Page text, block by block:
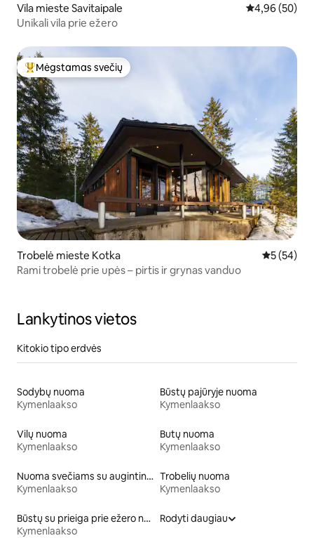
Vila mieste Savitaipale Vidutinis
4,96 (50)
Unikali vila prie ežero
Svečių mėgstamiausias
Mėgstamas svečių
Trobelė mieste Kotka Vidutinis
5 (54)
Rami trobelė prie upės – pirtis ir grynas vanduo
Lankytinos vietos
Kitokio tipo erdvės
Sodybų nuoma
Kymenlaakso
Būstų pajūryje nuoma
Kymenlaakso
Vilų nuoma
Kymenlaakso
Butų nuoma
Kymenlaakso
Nuoma svečiams su augintiniais
Kymenlaakso
Trobelių nuoma
Kymenlaakso
Būstų su prieiga prie ežero nuoma
Kymenlaakso
Rodyti daugiau